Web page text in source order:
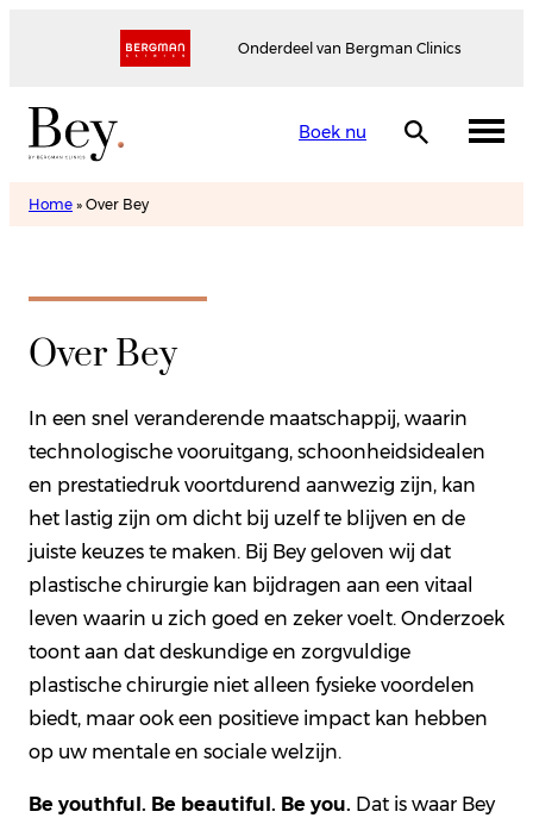
Onderdeel van Bergman Clinics
Boek nu
Home » Over Bey
Over Bey
In een snel veranderende maatschappij, waarin
technologische vooruitgang, schoonheidsidealen
en prestatiedruk voortdurend aanwezig zijn, kan
het lastig zijn om dicht bij uzelf te blijven en de
juiste keuzes te maken. Bij Bey geloven wij dat
plastische chirurgie kan bijdragen aan een vitaal
leven waarin u zich goed en zeker voelt. Onderzoek
toont aan dat deskundige en zorgvuldige
plastische chirurgie niet alleen fysieke voordelen
biedt, maar ook een positieve impact kan hebben
op uw mentale en sociale welzijn.
Be youthful. Be beautiful. Be you. Dat is waar Bey